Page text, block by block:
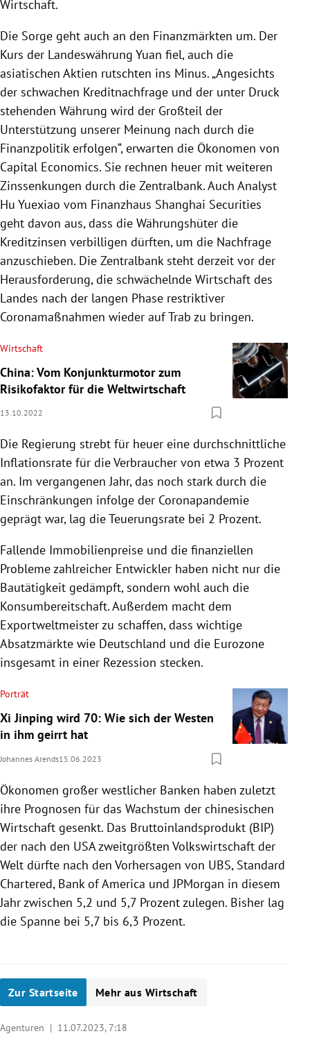
Wirtschaft.
Die Sorge geht auch an den Finanzmärkten um. Der
Kurs der Landeswährung Yuan fiel, auch die
asiatischen Aktien rutschten ins Minus. „Angesichts
der schwachen Kreditnachfrage und der unter Druck
stehenden Währung wird der Großteil der
Unterstützung unserer Meinung nach durch die
Finanzpolitik erfolgen“, erwarten die Ökonomen von
Capital Economics. Sie rechnen heuer mit weiteren
Zinssenkungen durch die Zentralbank. Auch Analyst
Hu Yuexiao vom Finanzhaus Shanghai Securities
geht davon aus, dass die Währungshüter die
Kreditzinsen verbilligen dürften, um die Nachfrage
anzuschieben. Die Zentralbank steht derzeit vor der
Herausforderung, die schwächelnde Wirtschaft des
Landes nach der langen Phase restriktiver
Coronamaßnahmen wieder auf Trab zu bringen.
Wirtschaft
China: Vom Konjunkturmotor zum
Risikofaktor für die Weltwirtschaft
13.10.2022
Die Regierung strebt für heuer eine durchschnittliche
Inflationsrate für die Verbraucher von etwa 3 Prozent
an. Im vergangenen Jahr, das noch stark durch die
Einschränkungen infolge der Coronapandemie
geprägt war, lag die Teuerungsrate bei 2 Prozent.
Fallende Immobilienpreise und die finanziellen
Probleme zahlreicher Entwickler haben nicht nur die
Bautätigkeit gedämpft, sondern wohl auch die
Konsumbereitschaft. Außerdem macht dem
Exportweltmeister zu schaffen, dass wichtige
Absatzmärkte wie Deutschland und die Eurozone
insgesamt in einer Rezession stecken.
Porträt
Xi Jinping wird 70: Wie sich der Westen
in ihm geirrt hat
Johannes Arends15.06.2023
Ökonomen großer westlicher Banken haben zuletzt
ihre Prognosen für das Wachstum der chinesischen
Wirtschaft gesenkt. Das Bruttoinlandsprodukt (BIP)
der nach den USA zweitgrößten Volkswirtschaft der
Welt dürfte nach den Vorhersagen von UBS, Standard
Chartered, Bank of America und JPMorgan in diesem
Jahr zwischen 5,2 und 5,7 Prozent zulegen. Bisher lag
die Spanne bei 5,7 bis 6,3 Prozent.
Zur Startseite Mehr aus Wirtschaft
Agenturen | 11.07.2023, 7:18